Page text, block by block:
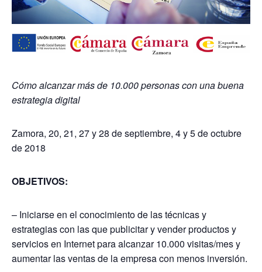
Cómo alcanzar más de 10.000 personas con una buena
estrategia digital
Zamora, 20, 21, 27 y 28 de septiembre, 4 y 5 de octubre
de 2018
OBJETIVOS:
– Iniciarse en el conocimiento de las técnicas y
estrategias con las que publicitar y vender productos y
servicios en Internet para alcanzar 10.000 visitas/mes y
aumentar las ventas de la empresa con menos inversión.